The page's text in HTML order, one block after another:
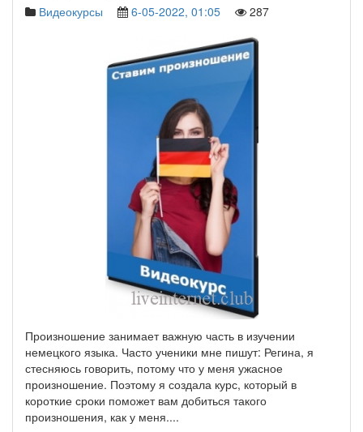
Видеокурсы 6-05-2022, 01:05 287
Произношение занимает важную часть в изучении
немецкого языка. Часто ученики мне пишут: Регина, я
стесняюсь говорить, потому что у меня ужасное
произношение. Поэтому я создала курс, который в
короткие сроки поможет вам добиться такого
произношения, как у меня....